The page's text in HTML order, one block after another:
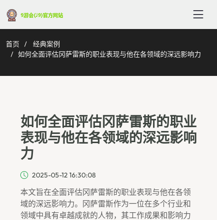
首页
经典案例
如何全面评估冈萨雷斯的职业表现与他在各领域的深远影响力
如何全面评估冈萨雷斯的职业
表现与他在各领域的深远影响
力
2025-05-12 16:30:08
本文旨在全面评估冈萨雷斯的职业表现与他在各领
域的深远影响力。冈萨雷斯作为一位在多个行业和
领域中具有卓越成就的人物，其工作成果和影响力